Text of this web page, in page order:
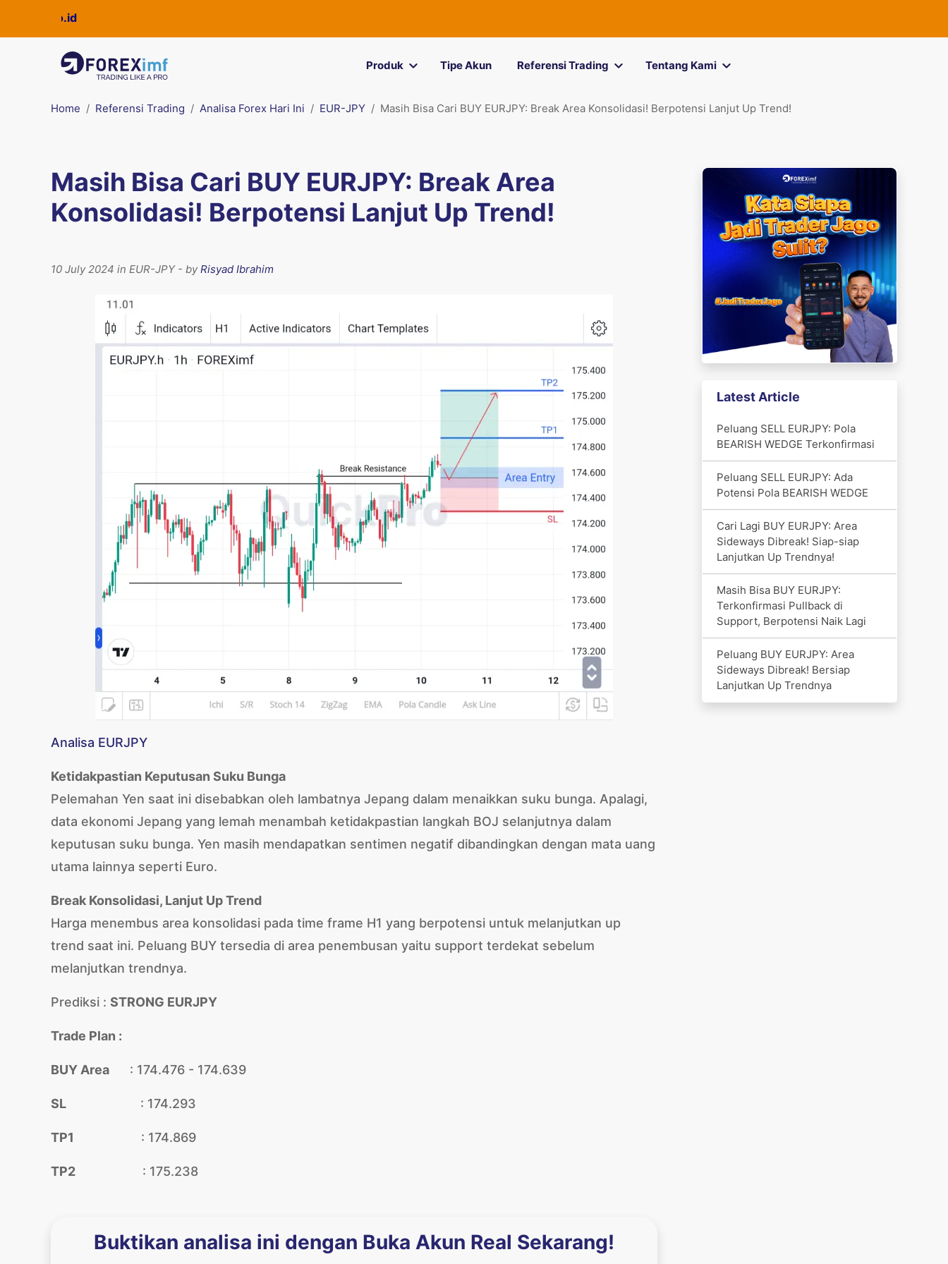
Produk Tipe Akun Referensi Trading Tentang Kami
Home Referensi Trading Analisa Forex Hari Ini EUR-JPY Masih Bisa Cari BUY EURJPY: Break Area Konsolidasi! Berpotensi Lanjut Up Trend!
Masih Bisa Cari BUY EURJPY: Break Area
Konsolidasi! Berpotensi Lanjut Up Trend!
10 July 2024 in EUR-JPY - byRisyad Ibrahim
Analisa EURJPY
Ketidakpastian Keputusan Suku Bunga
Pelemahan Yen saat ini disebabkan oleh lambatnya Jepang dalam menaikkan suku bunga. Apalagi,
data ekonomi Jepang yang lemah menambah ketidakpastian langkah BOJ selanjutnya dalam
keputusan suku bunga. Yen masih mendapatkan sentimen negatif dibandingkan dengan mata uang
utama lainnya seperti Euro.
Break Konsolidasi, Lanjut Up Trend
Harga menembus area konsolidasi pada time frame H1 yang berpotensi untuk melanjutkan up
trend saat ini. Peluang BUY tersedia di area penembusan yaitu support terdekat sebelum
melanjutkan trendnya.
Prediksi : STRONG EURJPY
Trade Plan :
BUY Area : 174.476 - 174.639
SL : 174.293
TP1 : 174.869
TP2 : 175.238
Buktikan analisa ini dengan Buka Akun Real Sekarang!
Latest Article
Peluang SELL EURJPY: Pola
BEARISH WEDGE Terkonfirmasi
Peluang SELL EURJPY: Ada
Potensi Pola BEARISH WEDGE
Cari Lagi BUY EURJPY: Area
Sideways Dibreak! Siap-siap
Lanjutkan Up Trendnya!
Masih Bisa BUY EURJPY:
Terkonfirmasi Pullback di
Support, Berpotensi Naik Lagi
Peluang BUY EURJPY: Area
Sideways Dibreak! Bersiap
Lanjutkan Up Trendnya